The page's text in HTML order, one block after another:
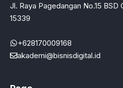
Jl. Raya Pagedangan No.15 BSD
15339
+628170009168
akademi@bisnisdigital.id